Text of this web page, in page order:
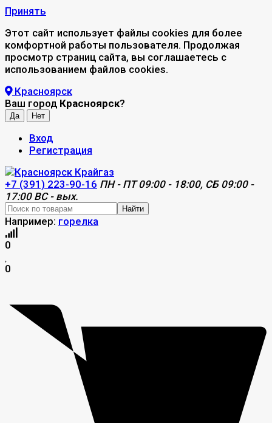
Принять
Этот сайт использует файлы cookies для более
комфортной работы пользователя. Продолжая
просмотр страниц сайта, вы соглашаетесь с
использованием файлов cookies.
Красноярск
Ваш город Красноярск?
Вход
Регистрация
+7 (391) 223-90-16 ПН - ПТ 09:00 - 18:00, СБ 09:00 -
17:00 ВС - вых.
Найти
Например: горелка
0
0